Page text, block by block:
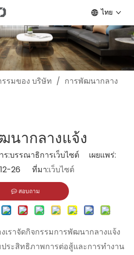
ไทย
รรมของ บริษัท / การพัฒนากลาง
นากลางแจ้ง
บรรณาธิการเว็บไซต์ เผยแพร่:
26 ที่มา:เว็บไซต์
สอบถาม
เราจัดกิจกรรมการพัฒนากลางแจ้ง
ประสิทธิภาพการต่อสู้และการทำงาน